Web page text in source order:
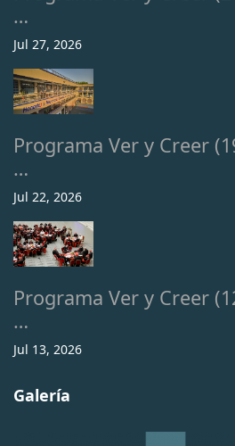
…
Jul 27, 2026
Programa Ver y Creer
…
Jul 22, 2026
Programa Ver y Creer
…
Jul 13, 2026
Galería